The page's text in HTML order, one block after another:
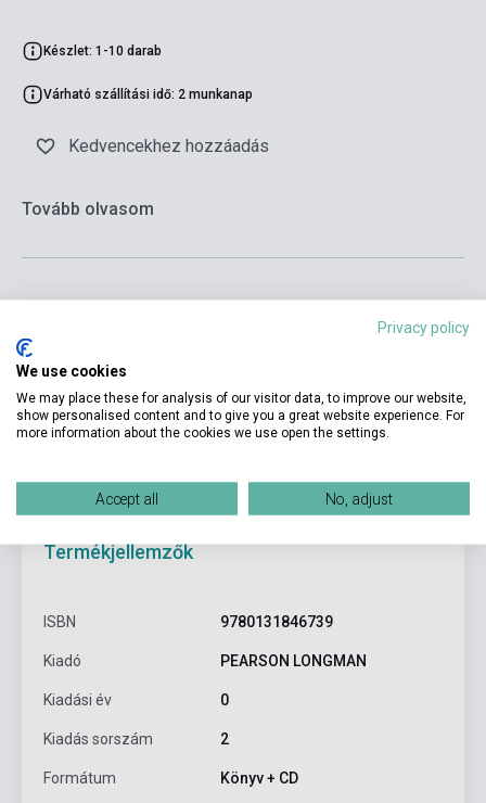
Készlet: 1-10 darab
Várható szállítási idő: 2 munkanap
Kedvencekhez hozzáadás
Tovább olvasom
Kosárba
Termékjellemzők
ISBN 9780131846739
Kiadó PEARSON LONGMAN
Kiadási év 0
Kiadás sorszám 2
Formátum Könyv + CD
Privacy policy
We use cookies
We may place these for analysis of our visitor data, to improve our website,
show personalised content and to give you a great website experience. For
more information about the cookies we use open the settings.
Accept all No, adjust